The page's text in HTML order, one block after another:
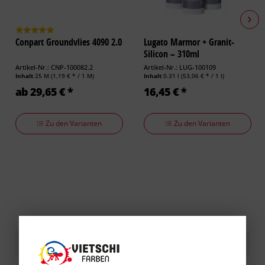
Conpart Groundvlies 4090 2.0
Artikel-Nr.: CNP-100082.2
Inhalt 25 M (1,19 € * / 1 M)
ab 29,65 € *
Zu den Varianten
Lugato Marmor + Granit-
Silicon – 310ml
Artikel-Nr.: LUG-100109
Inhalt 0.31 l (53,06 € * / 1 l)
16,45 € *
Zu den Varianten
Kundenbewertungen / Erfahrungen